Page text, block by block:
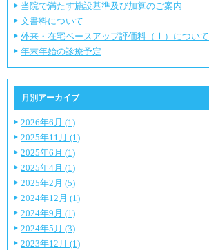
当院で満たす施設基準及び加算のご案内
文書料について
外来・在宅ベースアップ評価料（Ⅰ）について
年末年始の診療予定
月別アーカイブ
2026年6月 (1)
2025年11月 (1)
2025年6月 (1)
2025年4月 (1)
2025年2月 (5)
2024年12月 (1)
2024年9月 (1)
2024年5月 (3)
2023年12月 (1)